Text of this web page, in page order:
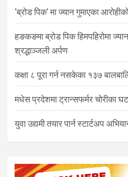
‘ब्रोड पिक’ मा ज्यान गुमाएका
हङकङमा ब्रोड पिक हिमपहिरोमा
श्रद्धाञ्जली अर्पण
कक्षा ८ पूरा गर्न नसकेका १३७
मधेस प्रदेशमा ट्रान्सफर्मर चोरीका
युवा उद्यमी तयार पार्न स्टार्टअप